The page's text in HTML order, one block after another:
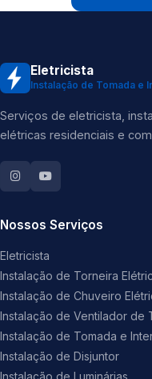
Eletricista
Instalação de Tomada e
Serviços de eletricista,
elétricas residenciais e
Nossos Serviços
Eletricista
Instalação de Torneira
Instalação de Chuveiro
Instalação de Ventilador de
Instalação de Tomada e
Instalação de Disjuntor